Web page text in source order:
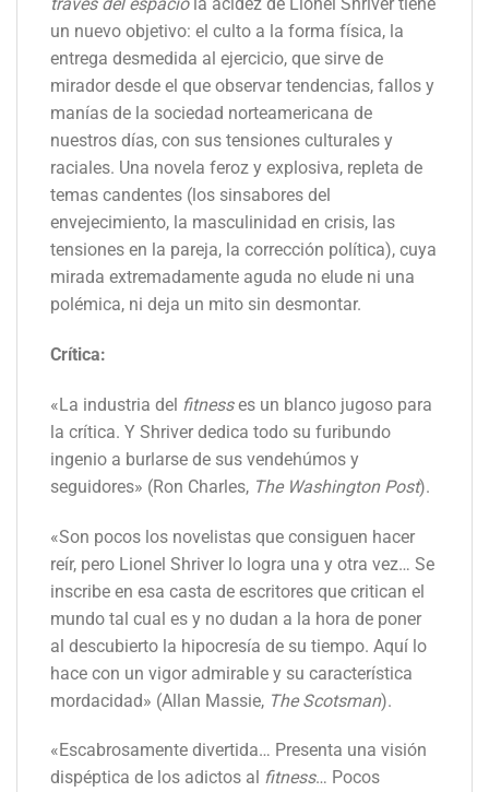
un nuevo objetivo: el culto a la forma física, la
entrega desmedida al ejercicio, que sirve de
mirador desde el que observar tendencias, fallos y
manías de la sociedad norteamericana de
nuestros días, con sus tensiones culturales y
raciales. Una novela feroz y explosiva, repleta de
temas candentes (los sinsabores del
envejecimiento, la masculinidad en crisis, las
tensiones en la pareja, la corrección política), cuya
mirada extremadamente aguda no elude ni una
polémica, ni deja un mito sin desmontar.
Crítica:
«La industria del fitnesses un blanco jugoso para
la crítica. Y Shriver dedica todo su furibundo
ingenio a burlarse de sus vendehúmos y
seguidores» (Ron Charles, The Washington Post).
«Son pocos los novelistas que consiguen hacer
reír, pero Lionel Shriver lo logra una y otra vez… Se
inscribe en esa casta de escritores que critican el
mundo tal cual es y no dudan a la hora de poner
al descubierto la hipocresía de su tiempo. Aquí lo
hace con un vigor admirable y su característica
mordacidad» (Allan Massie, The Scotsman).
«Escabrosamente divertida… Presenta una visión
dispéptica de los adictos al fitness… Pocos